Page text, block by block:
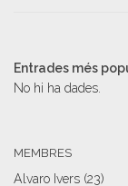
Entrades més
No hi ha dades.
MEMBRES
Alvaro Ivers (23)